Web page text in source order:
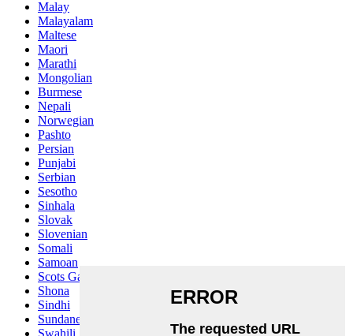
Malay
Malayalam
Maltese
Maori
Marathi
Mongolian
Burmese
Nepali
Norwegian
Pashto
Persian
Punjabi
Serbian
Sesotho
Sinhala
Slovak
Slovenian
Somali
Samoan
Scots Gaelic
Shona
Sindhi
Sundanese
Swahili